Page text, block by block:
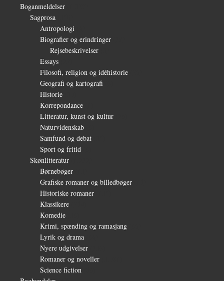
Boganmeldelser
Sagprosa
Antropologi
Biografier og erindringer
Rejsebeskrivelser
Essays
Filosofi, religion og idéhistorie
Geografi og kartografi
Historie
Korrepondance
Litteratur, kunst og kultur
Naturvidenskab
Samfund og debat
Sport og fritid
Skønlitteratur
Børnebøger
Grafiske romaner og billedbøger
Historiske romaner
Klassikere
Komedie
Krimi, spænding og ramasjang
Lyrik og drama
Nyere udgivelser
Romaner og noveller
Science fiction